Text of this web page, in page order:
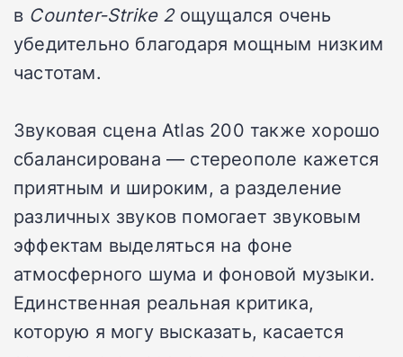
в Counter-Strike 2ощущался очень
убедительно благодаря мощным низким
частотам.
Звуковая сцена Atlas 200 также хорошо
сбалансирована — стереополе кажется
приятным и широким, а разделение
различных звуков помогает звуковым
эффектам выделяться на фоне
атмосферного шума и фоновой музыки.
Единственная реальная критика,
которую я могу высказать, касается